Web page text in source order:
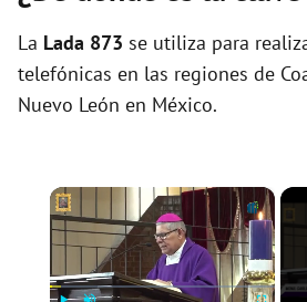
La Lada 873 se utiliza para
telefónicas en las regiones de
Nuevo León en México.
×